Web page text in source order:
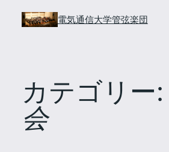
電気通信大学管弦楽団
カテゴリー:
会